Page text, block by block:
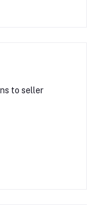
to seller